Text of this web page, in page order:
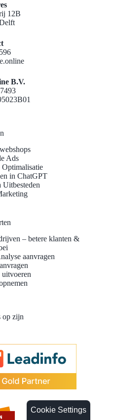
Cookie Settings
12B
B.V.
Ads
in ChatGPT
Uitbesteden
– betere klanten &
aanvragen
uitvoeren
op zijn